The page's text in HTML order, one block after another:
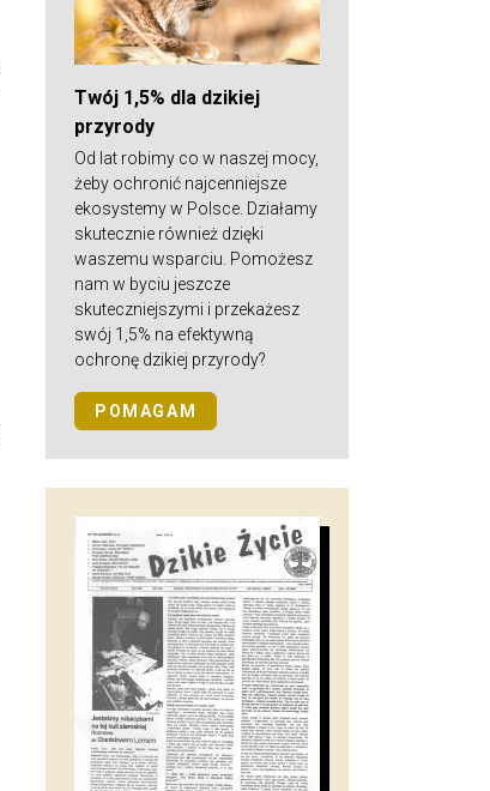
Twój 1,5% dla dzikiej
przyrody
Od lat robimy co w naszej mocy,
żeby ochronić najcenniejsze
ekosystemy w Polsce. Działamy
skutecznie również dzięki
waszemu wsparciu. Pomożesz
nam w byciu jeszcze
skuteczniejszymi i przekażesz
swój 1,5% na efektywną
ochronę dzikiej przyrody?
POMAGAM